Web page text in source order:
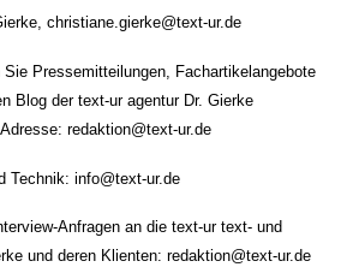
christiane.gierke@text-ur.de
Pressemitteilungen, Fachartikelangebote
Blog der text-ur agentur Dr. Gierke
redaktion@text-ur.de
Technik: info@text-ur.de
Anfragen an die text-ur text- und
und deren Klienten: redaktion@text-ur.de